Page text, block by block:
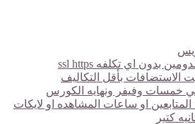
الاستضافات بأقل التكاليف
المتابعين او ساعات المشاهده او لايكات
كتير